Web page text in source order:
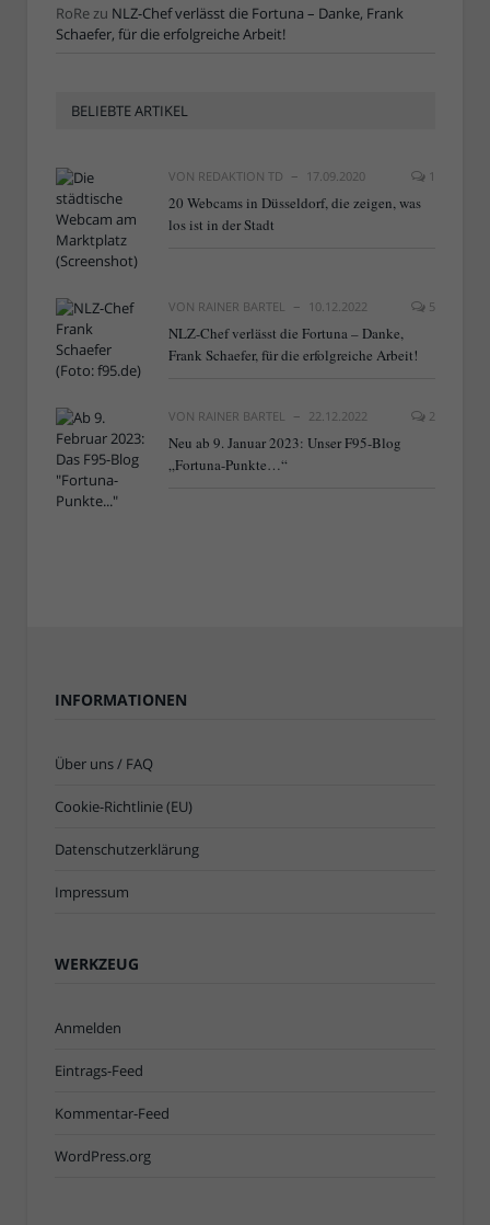
RoRezu NLZ-Chef verlässt die Fortuna – Danke, Frank
Schaefer, für die erfolgreiche Arbeit!
BELIEBTE ARTIKEL
VON REDAKTION TD 17.09.2020 1
20 Webcams in Düsseldorf, die zeigen, was
los ist in der Stadt
VON RAINER BARTEL 10.12.2022 5
NLZ-Chef verlässt die Fortuna – Danke,
Frank Schaefer, für die erfolgreiche Arbeit!
VON RAINER BARTEL 22.12.2022 2
Neu ab 9. Januar 2023: Unser F95-Blog
„Fortuna-Punkte…“
INFORMATIONEN
Über uns / FAQ
Cookie-Richtlinie (EU)
Datenschutzerklärung
Impressum
WERKZEUG
Anmelden
Eintrags-Feed
Kommentar-Feed
WordPress.org